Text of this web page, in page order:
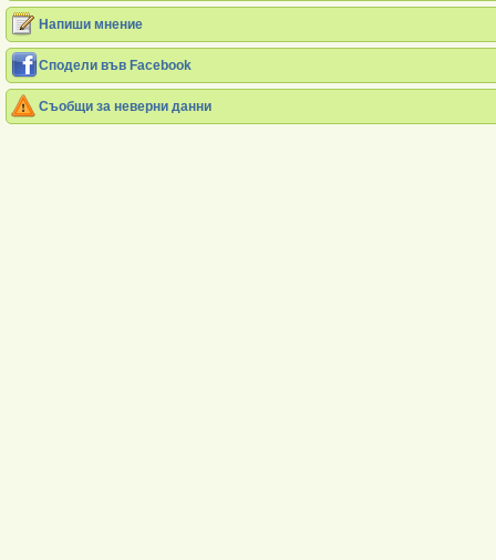
Напиши мнение
Сподели във Facebook
Съобщи за неверни данни